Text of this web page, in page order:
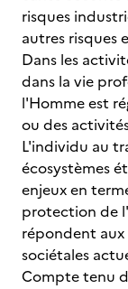
risques
autres risques
Dans les
dans la vie
l'Homme est
ou des
L'individu au
écosystèmes
enjeux en
protection de
répondent
sociétales
Compte tenu